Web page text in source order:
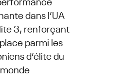
dans l’UA
3, renforçant
parmi les
d’élite du
monde